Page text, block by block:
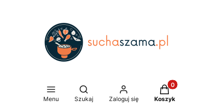
Menu
Otwórz wyszukiwarkę
Szukaj Zaloguj się
Produkty w
Koszyk